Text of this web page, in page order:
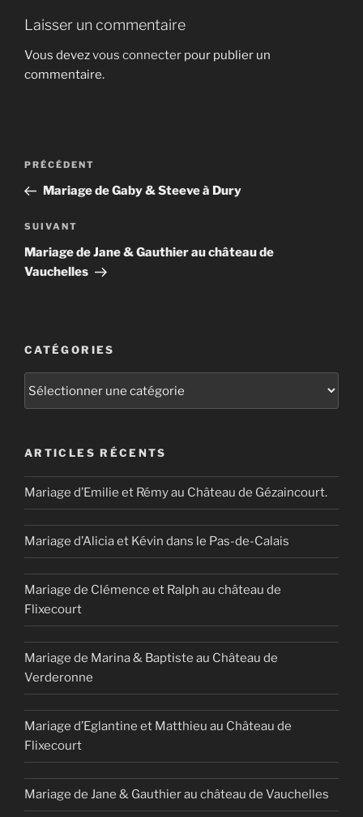
Laisser un commentaire
Vous devezvous connecter pour publier un
commentaire.
Navigation
l’article
Article
précédent
PRÉCÉDENT
Mariage de Gaby & Steeve à Dury
Article
suivant
SUIVANT
Mariage de Jane & Gauthier au château de
Vauchelles
CATÉGORIES
ARTICLES RÉCENTS
Mariage d’Emilie et Rémy au Château de Gézaincourt.
Mariage d’Alicia et Kévin dans le Pas-de-Calais
Mariage de Clémence et Ralph au château de
Flixecourt
Mariage de Marina & Baptiste au Château de
Verderonne
Mariage d’Eglantine et Matthieu au Château de
Flixecourt
Mariage de Jane & Gauthier au château de Vauchelles